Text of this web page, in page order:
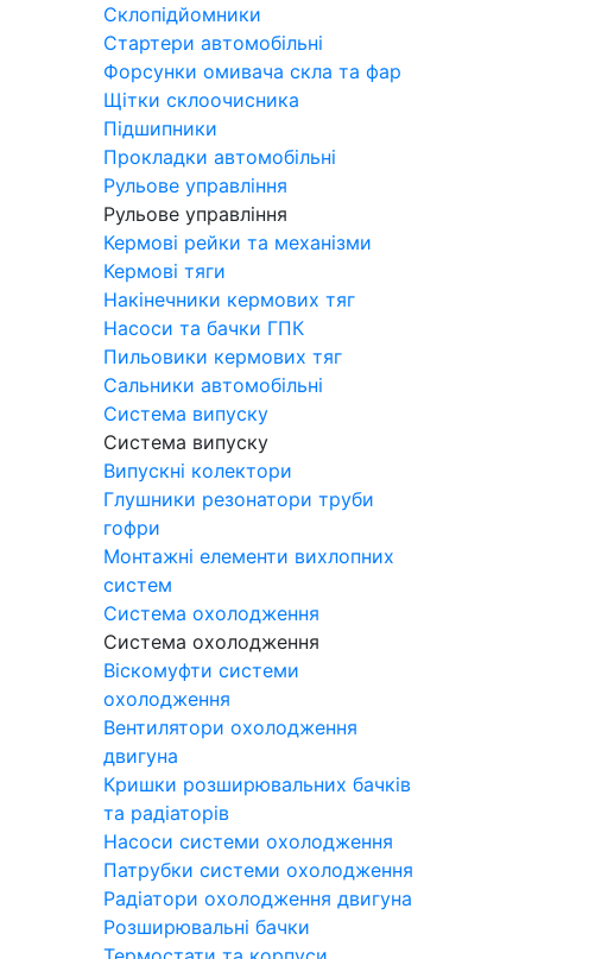
Склопідйомники
Стартери автомобільні
Форсунки омивача скла та фар
Щітки склоочисника
Підшипники
Прокладки автомобільні
Рульове управління
Рульове управління
Кермові рейки та механізми
Кермові тяги
Накінечники кермових тяг
Насоси та бачки ГПК
Пильовики кермових тяг
Сальники автомобільні
Система випуску
Система випуску
Випускні колектори
Глушники резонатори труби
гофри
Монтажні елементи вихлопних
систем
Система охолодження
Система охолодження
Віскомуфти системи
охолодження
Вентилятори охолодження
двигуна
Кришки розширювальних бачків
та радіаторів
Насоси системи охолодження
Патрубки системи охолодження
Радіатори охолодження двигуна
Розширювальні бачки